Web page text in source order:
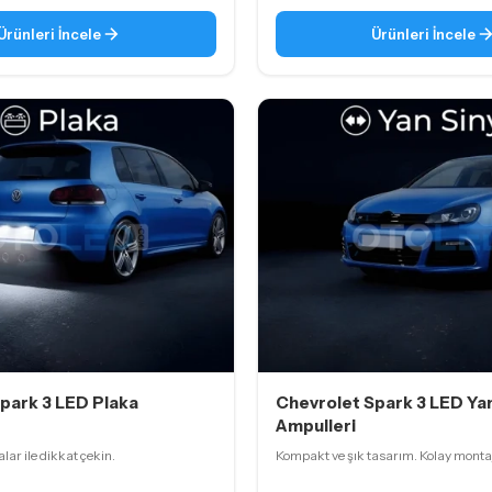
İncele Ürünleri İncele
3 LED Plaka
ile dikkat çekin.
Chevrolet Spark 3 LED
Ampulleri
Kompakt ve şık tasarım. Kolay